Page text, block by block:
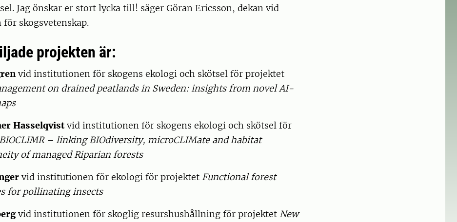
Jag önskar er stort lycka till! säger Göran Ericsson, dekan vid
skogsvetenskap.
projekten är:
vid institutionen för skogens ekologi och skötsel för projektet
on drained peatlands in Sweden: insights from novel AI-
Hasselqvistvid institutionen för skogens ekologi och skötsel för
BIOCLIMR – linking BIOdiversity, microCLIMate and habitat
of managed Riparian forests
vid institutionen för ekologi för projektet Functional forest
for pollinating insects
vid institutionen för skoglig resurshushållning för projektet New